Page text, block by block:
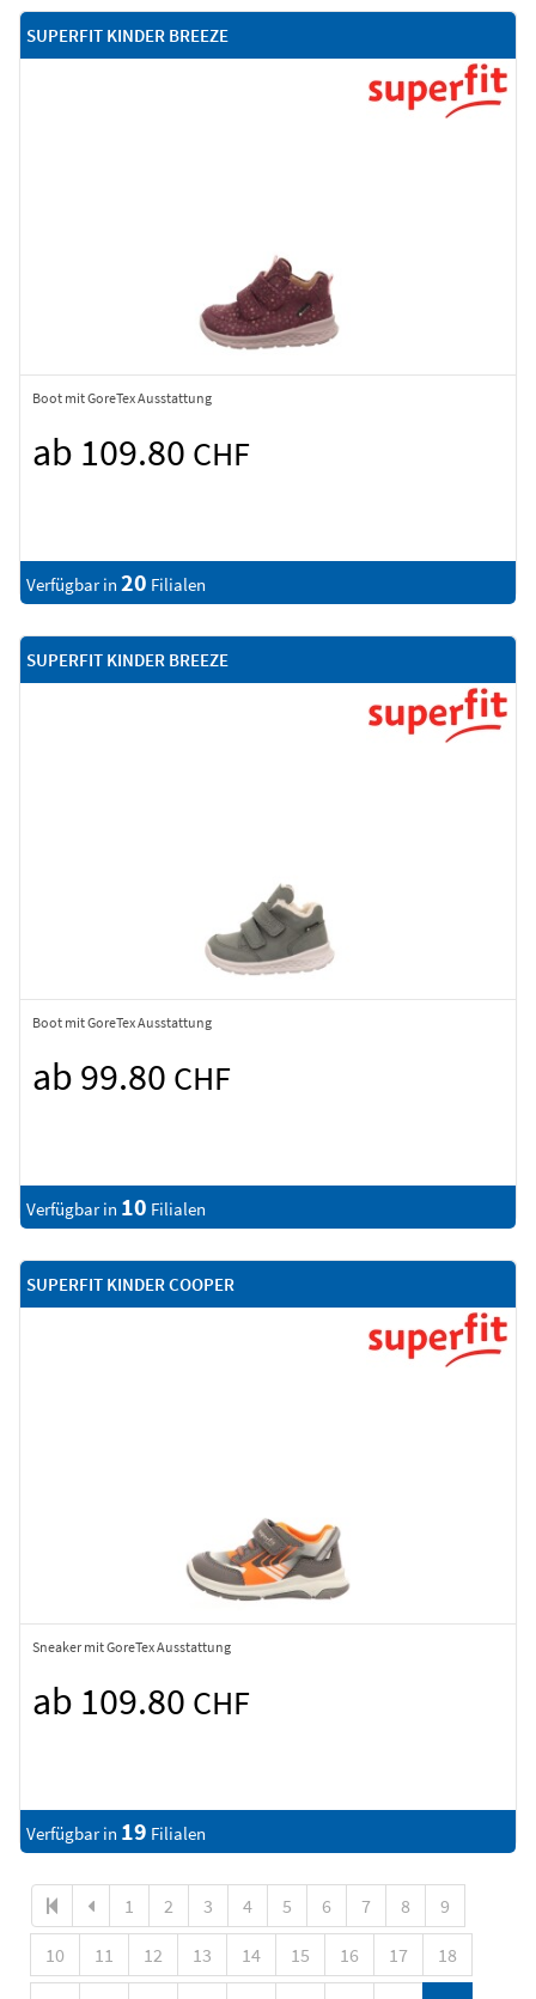
SUPERFIT KINDER BREEZE
Boot mit GoreTex Ausstattung
ab 109.80 CHF
Verfügbar in 20 Filialen
SUPERFIT KINDER BREEZE
Boot mit GoreTex Ausstattung
ab 99.80 CHF
Verfügbar in 10 Filialen
SUPERFIT KINDER COOPER
Sneaker mit GoreTex Ausstattung
ab 109.80 CHF
Verfügbar in 19 Filialen
1 2 3 4 5 6 7 8 9
10 11 12 13 14 15 16 17 18